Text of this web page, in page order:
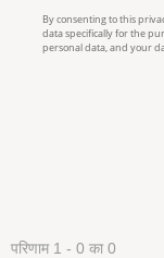
परिणाम 1 - 0 का 0